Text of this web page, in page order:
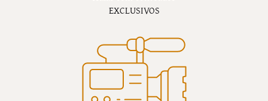
EXCLUSIVOS